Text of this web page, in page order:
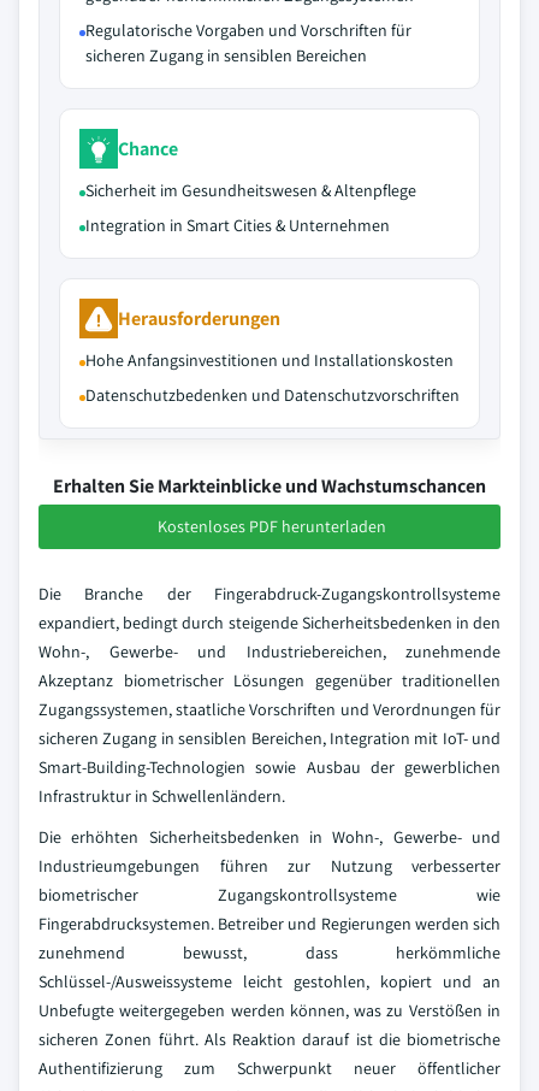
Regulatorische Vorgaben und Vorschriften für
sicheren Zugang in sensiblen Bereichen
Chance
Sicherheit im Gesundheitswesen & Altenpflege
Integration in Smart Cities & Unternehmen
Herausforderungen
Hohe Anfangsinvestitionen und Installationskosten
Datenschutzbedenken und Datenschutzvorschriften
Erhalten Sie Markteinblicke und Wachstumschancen
Kostenloses PDF herunterladen
Die Branche der Fingerabdruck-Zugangskontrollsysteme
expandiert, bedingt durch steigende Sicherheitsbedenken in den
Wohn-, Gewerbe- und Industriebereichen, zunehmende
Akzeptanz biometrischer Lösungen gegenüber traditionellen
Zugangssystemen, staatliche Vorschriften und Verordnungen für
sicheren Zugang in sensiblen Bereichen, Integration mit IoT- und
Smart-Building-Technologien sowie Ausbau der gewerblichen
Infrastruktur in Schwellenländern.
Die erhöhten Sicherheitsbedenken in Wohn-, Gewerbe- und
Industrieumgebungen führen zur Nutzung verbesserter
biometrischer Zugangskontrollsysteme wie
Fingerabdrucksystemen. Betreiber und Regierungen werden sich
zunehmend bewusst, dass herkömmliche
Schlüssel-/Ausweissysteme leicht gestohlen, kopiert und an
Unbefugte weitergegeben werden können, was zu Verstößen in
sicheren Zonen führt. Als Reaktion darauf ist die biometrische
Authentifizierung zum Schwerpunkt neuer öffentlicher